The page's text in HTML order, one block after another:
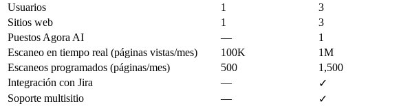
Usuarios
1 3
Sitios web
1 3
Puestos Agora AI
— 1
Escaneo en tiempo real (páginas vistas/mes)
100K 1M
Escaneos programados (páginas/mes)
500 1,500
Integración con Jira
— ✓
Soporte multisitio
— ✓